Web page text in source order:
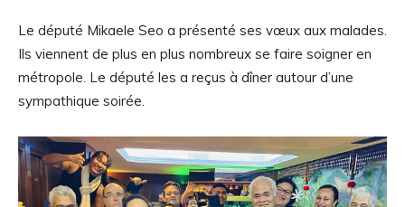
Le député Mikaele Seo a présenté ses vœux aux malades.
Ils viennent de plus en plus nombreux se faire soigner en
métropole. Le député les a reçus à dîner autour d’une
sympathique soirée.